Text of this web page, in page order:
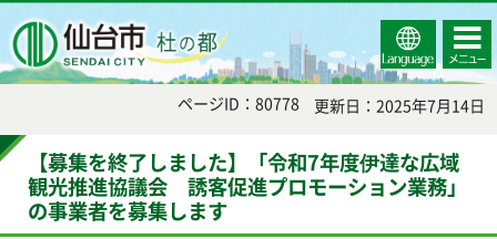
Select
Language
コンテ
ンツメ
ニュー
ページID：80778 更新日：2025年7月14日
【募集を終了しました】「令和7年度伊達な広域
観光推進協議会 誘客促進プロモーション業務」
の事業者を募集します